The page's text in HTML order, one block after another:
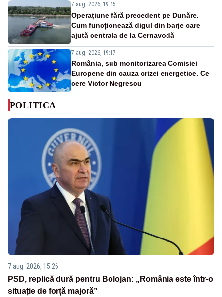
7 aug. 2026, 19:45
Operațiune fără precedent pe Dunăre.
Cum funcționează digul din barje care
ajută centrala de la Cernavodă
7 aug. 2026, 19:17
România, sub monitorizarea Comisiei
Europene din cauza crizei energetice. Ce
cere Victor Negrescu
POLITICA
7 aug. 2026, 15:26
PSD, replică dură pentru Bolojan: „România este într-o
situație de forță majoră”